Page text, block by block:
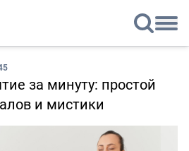
за минуту: простой
и мистики